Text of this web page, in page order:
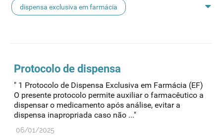
dispensa exclusiva em farmácia
Protocolo de dispensa
" 1 Protocolo de Dispensa Exclusiva em Farmácia (EF)
O presente protocolo permite auxiliar o farmacêutico a
dispensar o medicamento após análise, evitar a
dispensa inapropriada caso não ..."
06/01/2025